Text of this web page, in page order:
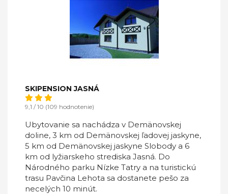
SKIPENSION JASNÁ
9,1 / 10 (109 hodnotenie)
Ubytovanie sa nachádza v Demänovskej
doline, 3 km od Demänovskej ľadovej jaskyne,
5 km od Demänovskej jaskyne Slobody a 6
km od lyžiarskeho strediska Jasná. Do
Národného parku Nízke Tatry a na turistickú
trasu Pavčina Lehota sa dostanete pešo za
necelých 10 minút.